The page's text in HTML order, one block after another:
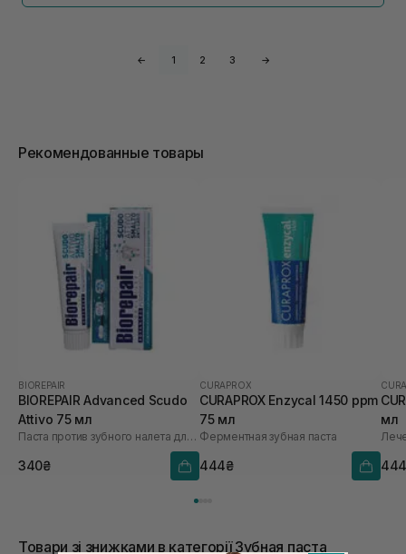
← 1 2 3 →
Рекомендованные товары
BIOREPAIR
BIOREPAIR Advanced Scudo
Attivo 75 мл
Паста против зубного налета для здоровых десен
340₴
CURAPROX
CURAPROX Enzycal 1450 ppm
75 мл
Ферментная зубная паста
444₴
мл
Товари зі знижками в категорії Зубная паста